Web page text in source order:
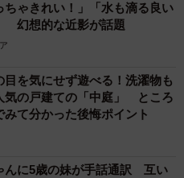
ちゃきれい！」「水も滴る良い
幻想的な近影が話題
目を気にせず遊べる！洗濯物も
気の戸建ての「中庭」 ところ
て分かった後悔ポイント
んに5歳の妹が手話通訳 互い